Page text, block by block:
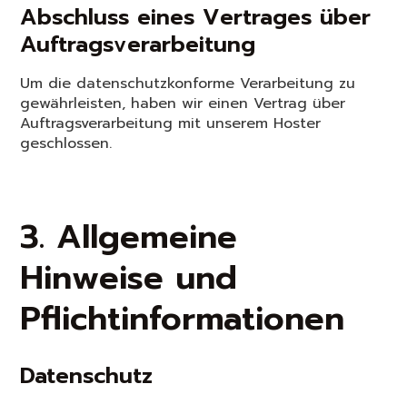
Abschluss eines Vertrages über
Auftragsverarbeitung
Um die datenschutzkonforme Verarbeitung zu
gewährleisten, haben wir einen Vertrag über
Auftragsverarbeitung mit unserem Hoster
geschlossen.
3. Allgemeine
Hinweise und
Pflichtinformationen
Datenschutz